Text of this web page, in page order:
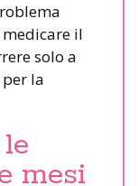
il
solo a
la
mesi